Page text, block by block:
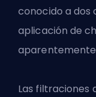
conocido a dos
aplicación de
Las filtraciones